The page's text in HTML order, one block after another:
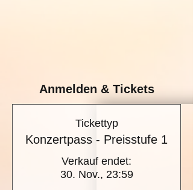
Anmelden & Tickets
Tickettyp
Konzertpass - Preisstufe 1
Verkauf endet:
30. Nov., 23:59